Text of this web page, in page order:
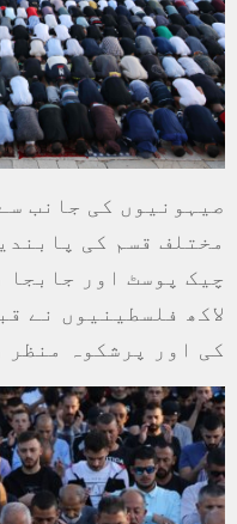
صیہونیوں کی جانب
مختلف قسم کی
چیک پوسٹ اور
لاکھ فلسطینیوں نے
کی اور پرشکوہ منظر